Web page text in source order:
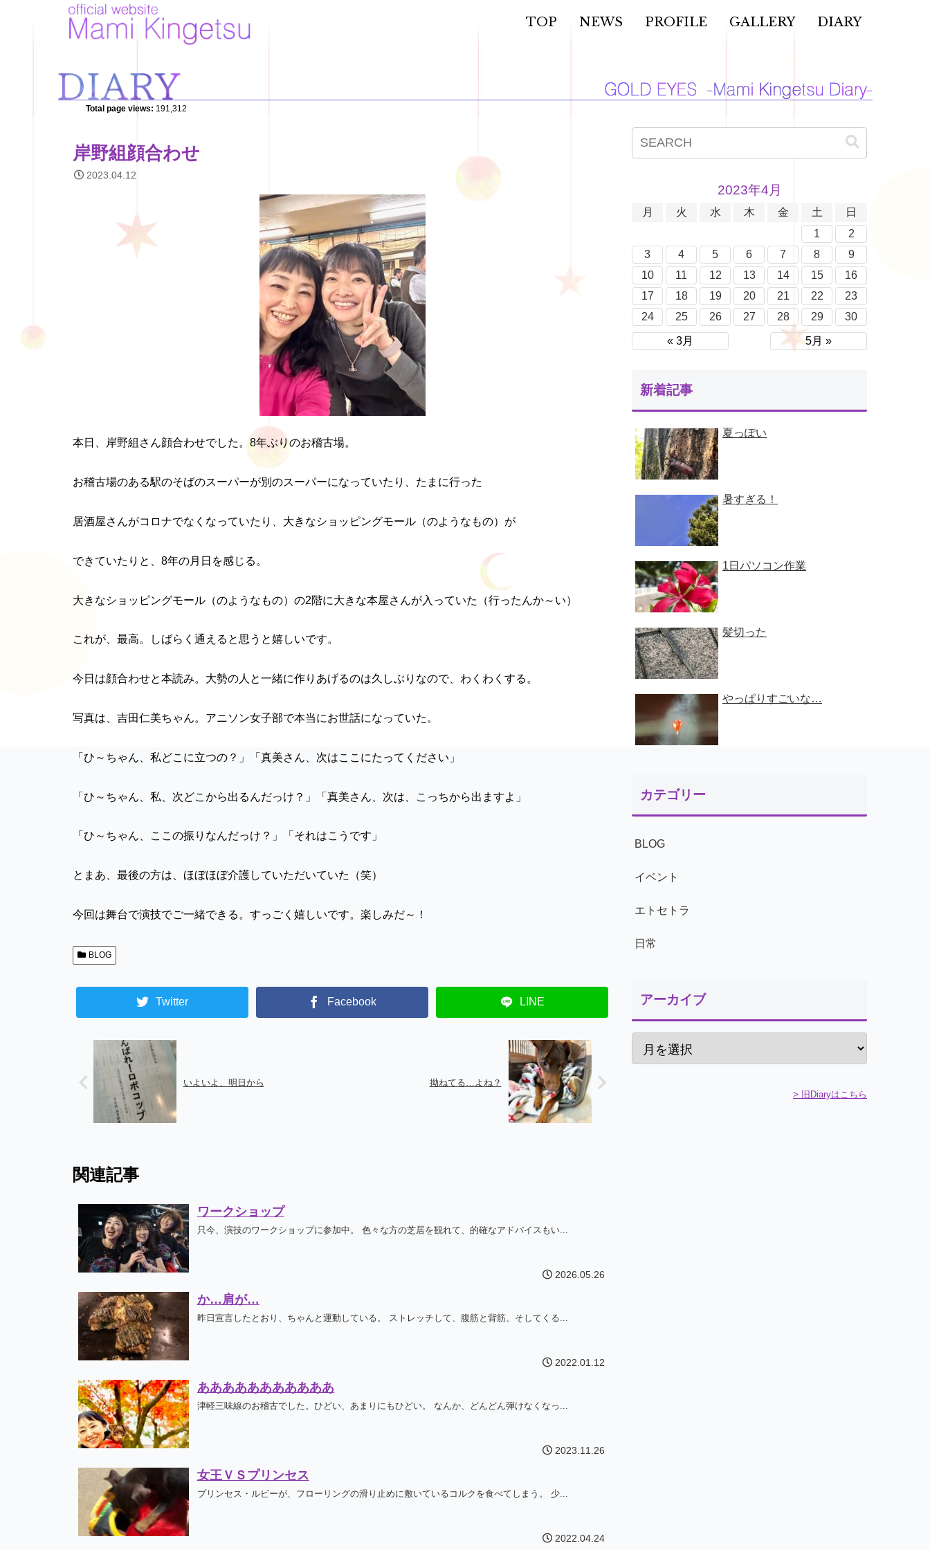
TOP NEWS PROFILE GALLERY DIARY
Total page views: 191,312
岸野組顔合わせ
2023.04.12
本日、岸野組さん顔合わせでした。8年ぶりのお稽古場。
お稽古場のある駅のそばのスーパーが別のスーパーになっていたり、たまに行った
居酒屋さんがコロナでなくなっていたり、大きなショッピングモール（のようなもの）が
できていたりと、8年の月日を感じる。
大きなショッピングモール（のようなもの）の2階に大きな本屋さんが入っていた（行ったんか～い）
これが、最高。しばらく通えると思うと嬉しいです。
今日は顔合わせと本読み。大勢の人と一緒に作りあげるのは久しぶりなので、わくわくする。
写真は、吉田仁美ちゃん。アニソン女子部で本当にお世話になっていた。
「ひ～ちゃん、私どこに立つの？」「真美さん、次はここにたってください」
「ひ～ちゃん、私、次どこから出るんだっけ？」「真美さん、次は、こっちから出ますよ」
「ひ～ちゃん、ここの振りなんだっけ？」「それはこうです」
とまあ、最後の方は、ほぼほぼ介護していただいていた（笑）
今回は舞台で演技でご一緒できる。すっごく嬉しいです。楽しみだ～！
BLOG
Twitter Facebook LINE
いよいよ、明日から 拗ねてる…よね？
関連記事
ワークショップ
只今、演技のワークショップに参加中。 色々な方の芝居を観れて、的確なアドバイスもい...
2026.05.26
か…肩が…
昨日宣言したとおり、ちゃんと運動している。 ストレッチして、腹筋と背筋、そしてくる...
2022.01.12
あああああああああああ
津軽三味線のお稽古でした。ひどい、あまりにもひどい。 なんか、どんどん弾けなくなっ...
2023.11.26
女王ＶＳプリンセス
プリンセス・ルビーが、フローリングの滑り止めに敷いているコルクを食べてしまう。 少...
2022.04.24
2023年4月
月 火 水 木 金 土
日
1
2
3
4 5 6 7 8
9
10
11 12 13 14 15
16
17
18 19 20 21 22
23
24
25 26 27 28 29 30
« 3月 5月 »
新着記事
夏っぽい
暑すぎる！
1日パソコン作業
髪切った
やっぱりすごいな…
カテゴリー
BLOG
イベント
エトセトラ
日常
アーカイブ
> 旧Diaryはこちら